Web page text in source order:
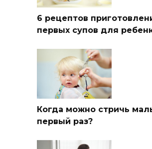
6 рецептов
первых супов для
Когда можно стричь
первый раз?